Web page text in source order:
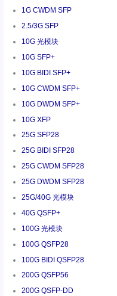
1G CWDM SFP
2.5/3G SFP
10G 光模块
10G SFP+
10G BIDI SFP+
10G CWDM SFP+
10G DWDM SFP+
10G XFP
25G SFP28
25G BIDI SFP28
25G CWDM SFP28
25G DWDM SFP28
25G/40G 光模块
40G QSFP+
100G 光模块
100G QSFP28
100G BIDI QSFP28
200G QSFP56
200G QSFP-DD